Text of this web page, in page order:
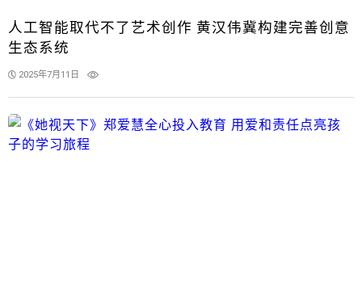
人工智能取代不了艺术创作 黄汉伟冀构建完善创意
生态系统
2025年7月11日